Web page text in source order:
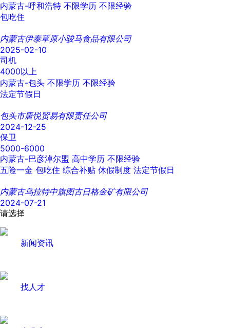
内蒙古-呼和浩特 不限学历 不限经验
包吃住
内蒙古伊泰草原小骏马食品有限公司
2025-02-10
司机
4000以上
内蒙古-包头 不限学历 不限经验
法定节假日
包头市唐悦贸易有限责任公司
2024-12-25
保卫
5000-6000
内蒙古-巴彦淖尔盟 高中学历 不限经验
五险一金 包吃住 综合补贴 休假制度 法定节假日
内蒙古乌拉特中旗图古日格金矿有限公司
2024-07-21
请选择
新闻资讯
找人才